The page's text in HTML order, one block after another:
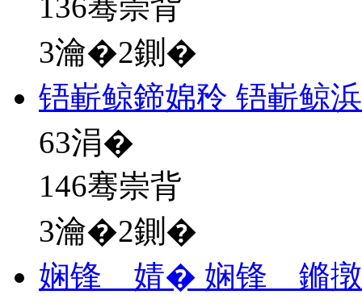
3瀹�2鍘�
铻嶄鲸鍗婂矝 铻嶄鲸
63涓�
146骞崇背
3瀹�2鍘�
娴锋 婧� 娴锋 鏅